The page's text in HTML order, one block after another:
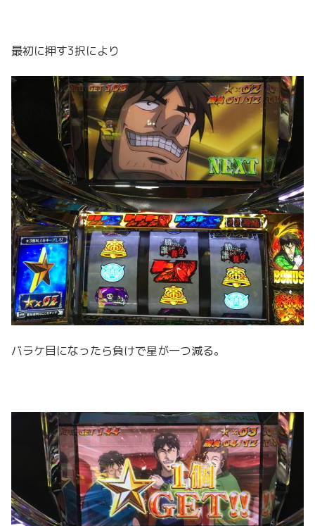
最初に押す3択により
バラケ目になったら負けで星が一つ減る。